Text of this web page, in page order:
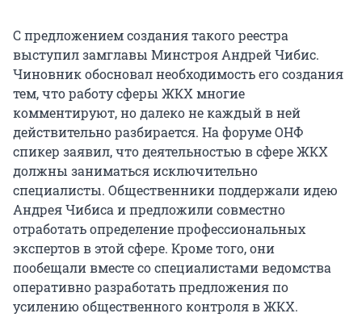
С предложением создания такого реестра
выступил замглавы Минстроя Андрей Чибис.
Чиновник обосновал необходимость его создания
тем, что работу сферы ЖКХ многие
комментируют, но далеко не каждый в ней
действительно разбирается. На форуме ОНФ
спикер заявил, что деятельностью в сфере ЖКХ
должны заниматься исключительно
специалисты. Общественники поддержали идею
Андрея Чибиса и предложили совместно
отработать определение профессиональных
экспертов в этой сфере. Кроме того, они
пообещали вместе со специалистами ведомства
оперативно разработать предложения по
усилению общественного контроля в ЖКХ.